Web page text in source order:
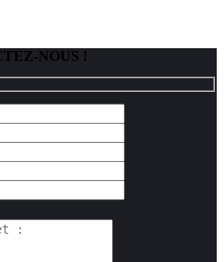
NOUS !